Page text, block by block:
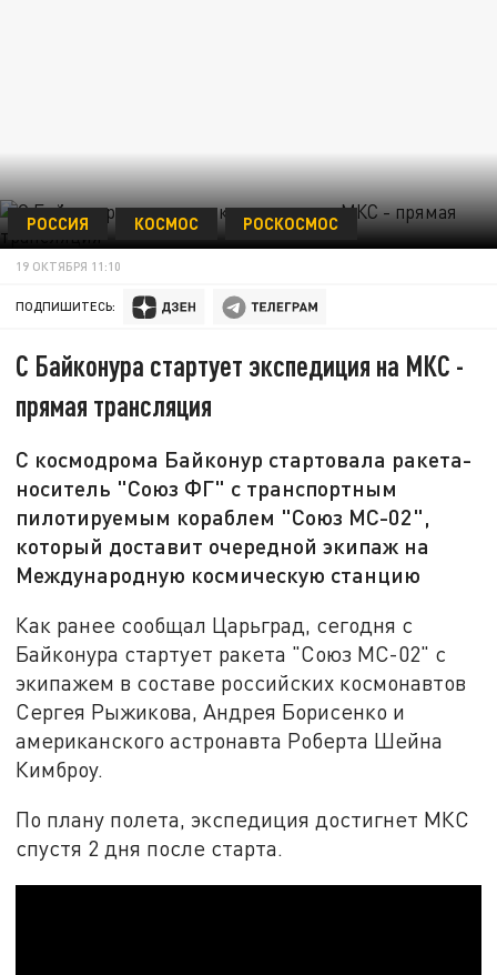
РОССИЯ КОСМОС РОСКОСМОС
19 ОКТЯБРЯ 11:10
ПОДПИШИТЕСЬ:
С Байконура стартует экспедиция на МКС -
прямая трансляция
С космодрома Байконур стартовала ракета-
носитель "Союз ФГ" с транспортным
пилотируемым кораблем "Союз МС-02",
который доставит очередной экипаж на
Международную космическую станцию
Как ранее сообщал Царьград, сегодня с
Байконура стартует ракета "Союз МС-02" с
экипажем в составе российских космонавтов
Сергея Рыжикова, Андрея Борисенко и
американского астронавта Роберта Шейна
Кимброу.
По плану полета, экспедиция достигнет МКС
спустя 2 дня после старта.